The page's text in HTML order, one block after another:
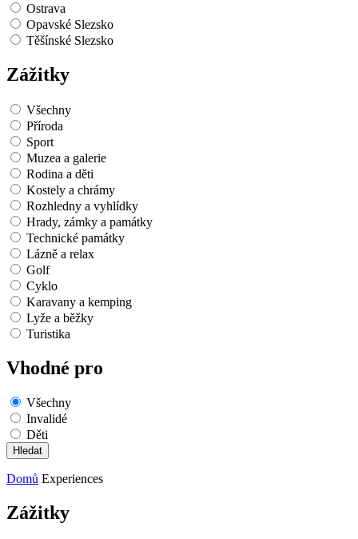
Ostrava
Opavské Slezsko
Těšínské Slezsko
Zážitky
Všechny
Příroda
Sport
Muzea a galerie
Rodina a děti
Kostely a chrámy
Rozhledny a vyhlídky
Hrady, zámky a památky
Technické památky
Lázně a relax
Golf
Cyklo
Karavany a kemping
Lyže a běžky
Turistika
Vhodné pro
Všechny
Invalidé
Děti
Domů Experiences
Zážitky